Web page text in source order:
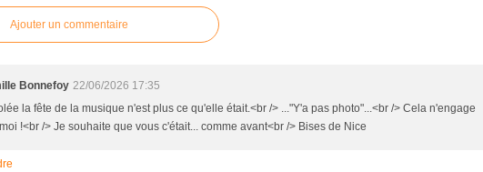
Ajouter un commentaire
Bonnefoy 22/06/2026 17:35
la fête de la musique n'est plus ce qu'elle était.<br /> ..."Y'a pas photo"...<br /> Cela n'engage
!<br /> Je souhaite que vous c'était... comme avant<br /> Bises de Nice